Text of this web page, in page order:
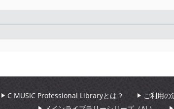
C MUSIC Professional Libraryとは？ ご利用の